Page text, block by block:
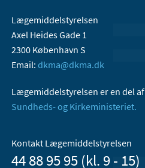
Lægemiddelstyrelsen
Axel Heides Gade 1
2300 København S
Email: dkma@dkma.dk
Lægemiddelstyrelsen er en del af
Sundheds- og Kirkeministeriet.
Kontakt Lægemiddelstyrelsen
44 88 95 95 (kl. 9 - 15)